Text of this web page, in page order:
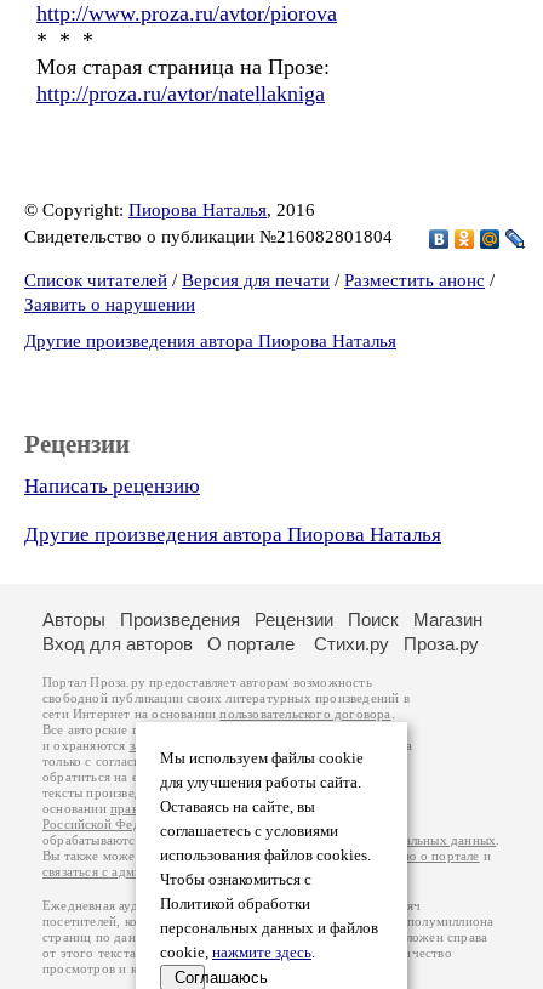
http://www.proza.ru/avtor/piorova
* * *
Моя старая страница на Прозе:
http://proza.ru/avtor/natellakniga
© Copyright: Пиорова Наталья, 2016
Свидетельство о публикации №216082801804
Список читателей / Версия для печати / Разместить анонс /
Заявить о нарушении
Другие произведения автора Пиорова Наталья
Рецензии
Написать рецензию
Другие произведения автора Пиорова Наталья
Мы используем файлы cookie
для улучшения работы сайта.
Оставаясь на сайте, вы
соглашаетесь с условиями
использования файлов cookies.
Чтобы ознакомиться с
Политикой обработки
персональных данных и файлов
cookie, нажмите здесь.
Соглашаюсь
Авторы Произведения Рецензии Поиск
Магазин
Вход для авторов
О портале Стихи.ру Проза.ру
Портал Проза.ру предоставляет авторам возможность
свободной публикации своих литературных произведений в
сети Интернет на основаниипользовательского договора
Все авторские права на произведения принадлежат авторам
и охраняются законом
. Перепечатка произведений возможна
только с согласия его автора, к которому вы можете
обратиться на его авторской странице. Ответственность за
тексты произведений авторы несут самостоятельно на
основанииправил публикацииизаконодательства
Российской Федерации
обрабатываются на основанииПолитики обработки персональных данных
Вы также можете посмотреть более подробнуюинформацию о портале и
связаться с администрацией
Ежедневная аудитория портала Проза.ру – порядка 100 тысяч
посетителей, которые в общей сумме просматривают более полумиллиона
страниц по данным счетчика посещаемости, который расположен справа
от этого текста. В каждой графе указано по две цифры: количество
просмотров и количество посетителей.